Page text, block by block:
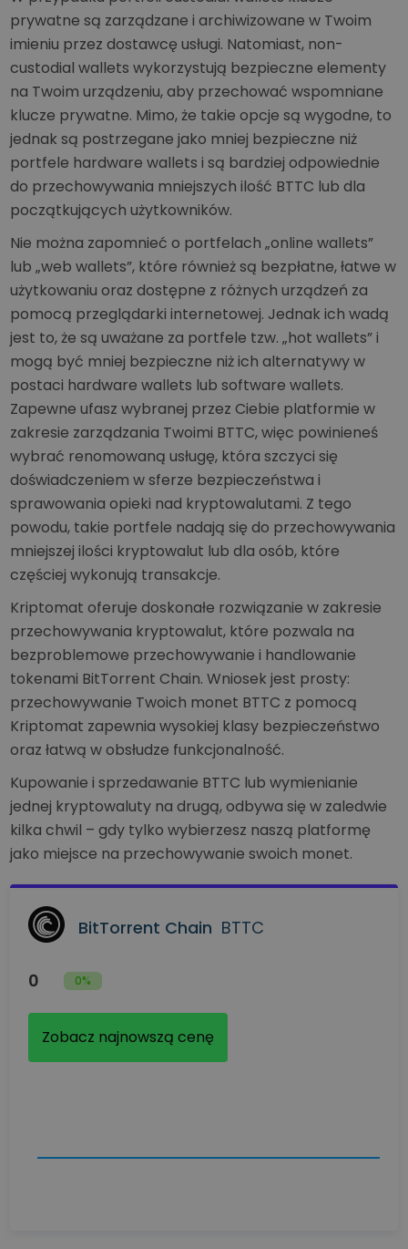
prywatne są zarządzane i archiwizowane w Twoim
imieniu przez dostawcę usługi. Natomiast, non-
custodial wallets wykorzystują bezpieczne elementy
na Twoim urządzeniu, aby przechować wspomniane
klucze prywatne. Mimo, że takie opcje są wygodne, to
jednak są postrzegane jako mniej bezpieczne niż
portfele hardware wallets i są bardziej odpowiednie
do przechowywania mniejszych ilość BTTC lub dla
początkujących użytkowników.
Nie można zapomnieć o portfelach „online wallets”
lub „web wallets”, które również są bezpłatne, łatwe w
użytkowaniu oraz dostępne z różnych urządzeń za
pomocą przeglądarki internetowej. Jednak ich wadą
jest to, że są uważane za portfele tzw. „hot wallets” i
mogą być mniej bezpieczne niż ich alternatywy w
postaci hardware wallets lub software wallets.
Zapewne ufasz wybranej przez Ciebie platformie w
zakresie zarządzania Twoimi BTTC, więc powinieneś
wybrać renomowaną usługę, która szczyci się
doświadczeniem w sferze bezpieczeństwa i
sprawowania opieki nad kryptowalutami. Z tego
powodu, takie portfele nadają się do przechowywania
mniejszej ilości kryptowalut lub dla osób, które
częściej wykonują transakcje.
Kriptomat oferuje doskonałe rozwiązanie w zakresie
przechowywania kryptowalut, które pozwala na
bezproblemowe przechowywanie i handlowanie
tokenami BitTorrent Chain. Wniosek jest prosty:
przechowywanie Twoich monet BTTC z pomocą
Kriptomat zapewnia wysokiej klasy bezpieczeństwo
oraz łatwą w obsłudze funkcjonalność.
Kupowanie i sprzedawanie BTTC lub wymienianie
jednej kryptowaluty na drugą, odbywa się w zaledwie
kilka chwil – gdy tylko wybierzesz naszą platformę
jako miejsce na przechowywanie swoich monet.
BitTorrent Chain BTTC
0 0%
Zobacz najnowszą cenę